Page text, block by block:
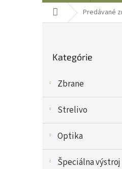
DomovPredávané
a
kategórie
Kategórie
Zbrane
Strelivo
Optika
Špeciálna výstroj